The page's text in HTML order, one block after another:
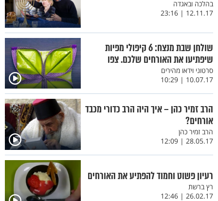
בהלכה ובאגדה
12.11.17 | 23:16
שולחן שבת מנצח: 6 קיפולי מפיות
שיפתיעו את האורחים שלכם. צפו
סרטוני וידאו מהירים
10.07.17 | 10:29
הרב זמיר כהן – איך היה הרב כדורי מכבד
אורחים?
הרב זמיר כהן
28.05.17 | 12:09
רעיון פשוט וחמוד להפתיע את האורחים
רץ ברשת
26.02.17 | 12:46